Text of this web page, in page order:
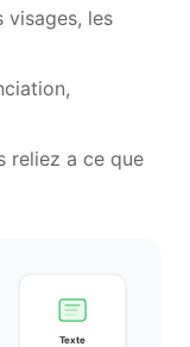
visages, les
reliez a ce que
Texte